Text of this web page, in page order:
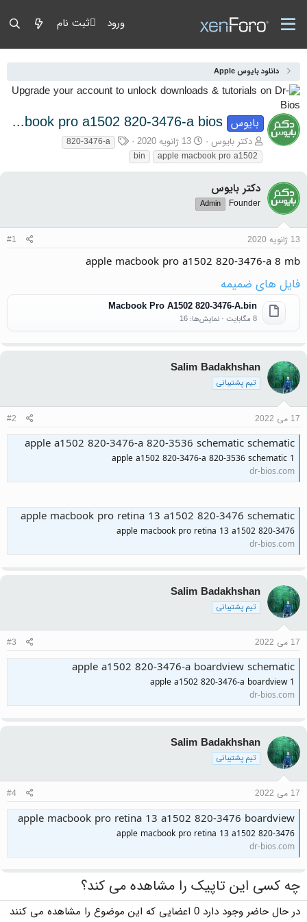
ورود ثبت نام
دانلود بایوس Apple
بایوس apple macbook pro a1502 820-3476-a bios
آغازگر گفتمان
دکتر بایوس تاریخ شروع
13 ژانویه 2020 برچسب‌ها
820-3476-a
apple macbook pro a1502
bin
دکتر بایوس
Founder
Admin
13 ژانویه 2020 #1
apple macbook pro a1502 820-3476-a 8 mb
فایل های ضمیمه
Macbook Pro A1502 820-3476-A.bin
8 مگابایت · نمایش‌ها: 16
Salim Badakhshan
تیم پشتیبانی
17 می 2022 #2
apple a1502 820-3476-a 820-3536 schematic schematic
apple a1502 820-3476-a 820-3536 schematic 1
dr-bios.com
apple macbook pro retina 13 a1502 820-3476 schematic
apple macbook pro retina 13 a1502 820-3476
dr-bios.com
Salim Badakhshan
تیم پشتیبانی
17 می 2022 #3
apple a1502 820-3476-a boardview schematic
apple a1502 820-3476-a boardview 1
dr-bios.com
Salim Badakhshan
تیم پشتیبانی
17 می 2022 #4
apple macbook pro retina 13 a1502 820-3476 boardview
apple macbook pro retina 13 a1502 820-3476
dr-bios.com
چه کسی این تاپیک را مشاهده می کند؟
در حال حاضر وجود دارد 0 اعضایی که این موضوع را مشاهده می کنند